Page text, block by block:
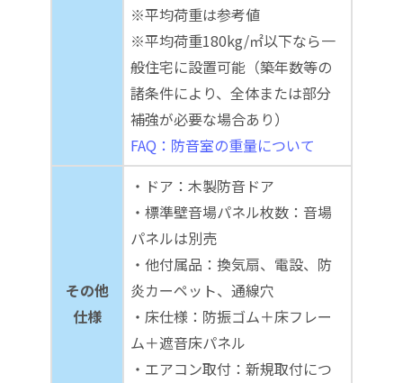
※平均荷重は参考値
※平均荷重180kg/㎡以下なら一
般住宅に設置可能（築年数等の
諸条件により、全体または部分
補強が必要な場合あり）
FAQ：防音室の重量について
その他
仕様
・ドア：木製防音ドア
・標準壁音場パネル枚数：音場
パネルは別売
・他付属品：換気扇、電設、防
炎カーペット、通線穴
・床仕様：防振ゴム＋床フレー
ム＋遮音床パネル
・エアコン取付：新規取付につ